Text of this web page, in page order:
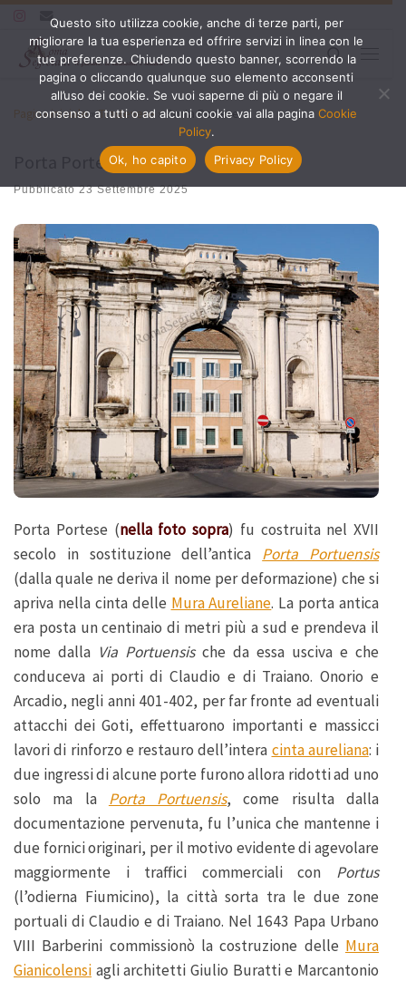
Passa al contenuto
Search
Pagina iniziale »Trastevere » Porta Portese
Porta Portese
Pubblicato23 Settembre 2025
Porta Portese (nella foto sopra) fu costruita nel XVII
secolo in sostituzione dell’antica Porta Portuensis
(dalla quale ne deriva il nome per deformazione) che si
apriva nella cinta delle Mura Aureliane. La porta antica
era posta un centinaio di metri più a sud e prendeva il
nome dalla Via Portuensische da essa usciva e che
conduceva ai porti di Claudio e di Traiano. Onorio e
Arcadio, negli anni 401-402, per far fronte ad eventuali
attacchi dei Goti, effettuarono importanti e massicci
lavori di rinforzo e restauro dell’intera cinta aureliana: i
due ingressi di alcune porte furono allora ridotti ad uno
solo ma la Porta Portuensis, come risulta dalla
documentazione pervenuta, fu l’unica che mantenne i
due fornici originari, per il motivo evidente di agevolare
maggiormente i traffici commerciali con Portus
(l’odierna Fiumicino), la città sorta tra le due zone
portuali di Claudio e di Traiano. Nel 1643 Papa Urbano
VIII Barberini commissionò la costruzione delle Mura
Gianicolensi agli architetti Giulio Buratti e Marcantonio
Questo sito utilizza cookie, anche di terze parti, per
migliorare la tua esperienza ed offrire servizi in linea con le
tue preferenze. Chiudendo questo banner, scorrendo la
pagina o cliccando qualunque suo elemento acconsenti
all’uso dei cookie. Se vuoi saperne di più o negare il
consenso a tutti o ad alcuni cookie vai alla pagina Cookie
Policy.
Ok, ho capito
Privacy Policy